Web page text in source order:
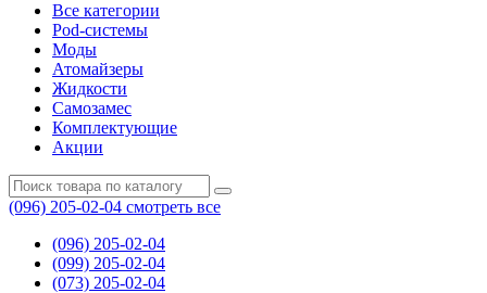
Все категории
Pod-системы
Моды
Атомайзеры
Жидкости
Самозамес
Комплектующие
Акции
(096) 205-02-04 смотреть все
(096) 205-02-04
(099) 205-02-04
(073) 205-02-04